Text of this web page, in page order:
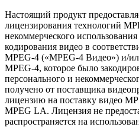
Настоящий продукт
лицензирования технологий
некоммерческого
кодирования видео в
MPEG-4 («MPEG-4 Видео») и/
MPEG-4, которое было
персонального и
получено от поставщика
лицензию на поставку видео
MPEG LA. Лицензия не
распространяется на